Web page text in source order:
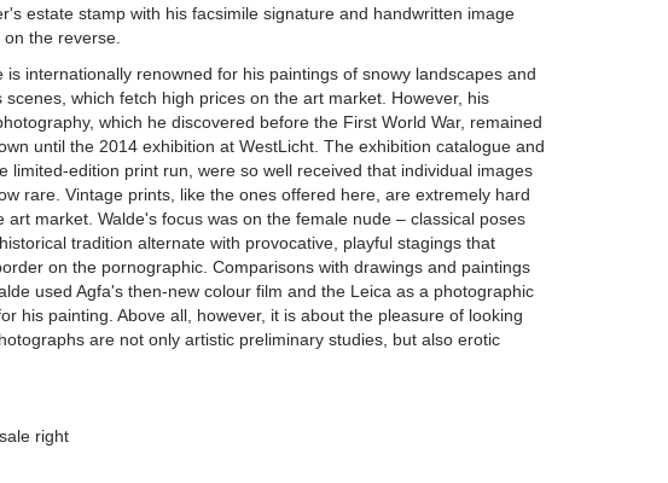
estate stamp with his facsimile signature and handwritten image
the reverse.
is internationally renowned for his paintings of snowy landscapes and
scenes, which fetch high prices on the art market. However, his
which he discovered before the First World War, remained
until the 2014 exhibition at WestLicht. The exhibition catalogue and
limited-edition print run, were so well received that individual images
rare. Vintage prints, like the ones offered here, are extremely hard
art market. Walde's focus was on the female nude – classical poses
tradition alternate with provocative, playful stagings that
on the pornographic. Comparisons with drawings and paintings
used Agfa's then-new colour film and the Leica as a photographic
his painting. Above all, however, it is about the pleasure of looking
are not only artistic preliminary studies, but also erotic
right